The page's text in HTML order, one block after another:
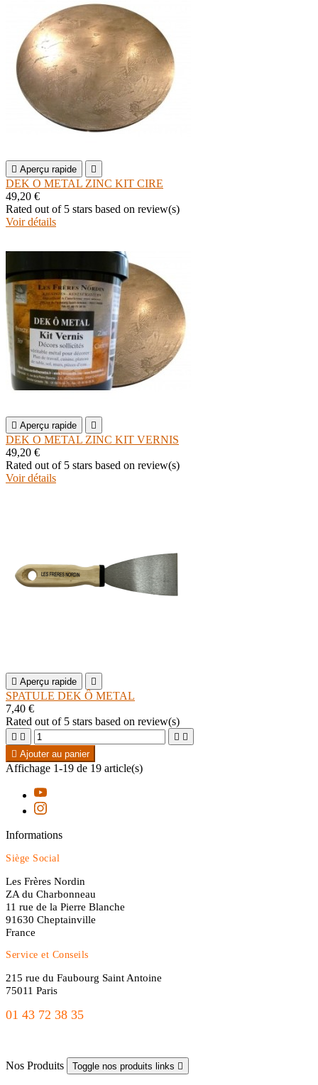
 Aperçu rapide 
DEK O METAL ZINC KIT CIRE
49,20 €
Rated out of 5 stars based on review(s)
Voir détails
 Aperçu rapide 
DEK O METAL ZINC KIT VERNIS
49,20 €
Rated out of 5 stars based on review(s)
Voir détails
 Aperçu rapide 
SPATULE DEK Ô METAL
7,40 €
Rated out of 5 stars based on review(s)
   
 Ajouter au panier
Affichage 1-19 de 19 article(s)
Informations
Siège Social
Les Frères Nordin
ZA du Charbonneau
11 rue de la Pierre Blanche
91630 Cheptainville
France
Service et Conseils
215 rue du Faubourg Saint Antoine
75011 Paris
01 43 72 38 35
Nos Produits Toggle nos produits links 